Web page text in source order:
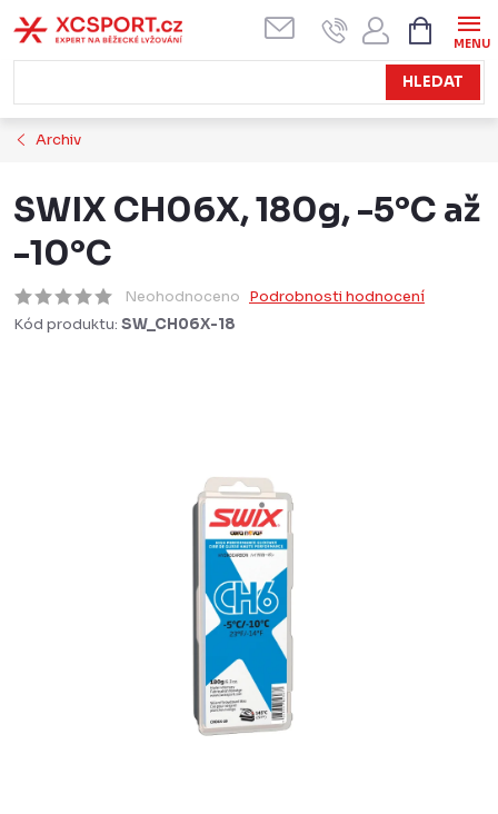
na
obsah
HLEDAT
KOŠÍK
Archiv
SWIX CH06X, 180g, -5°C až
-10°C
Neohodnoceno Podrobnosti hodnocení
Kód produktu: SW_CH06X-18